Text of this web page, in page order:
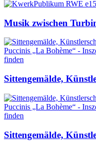
Musik zwischen
Sittengemälde,
Sittengemälde,